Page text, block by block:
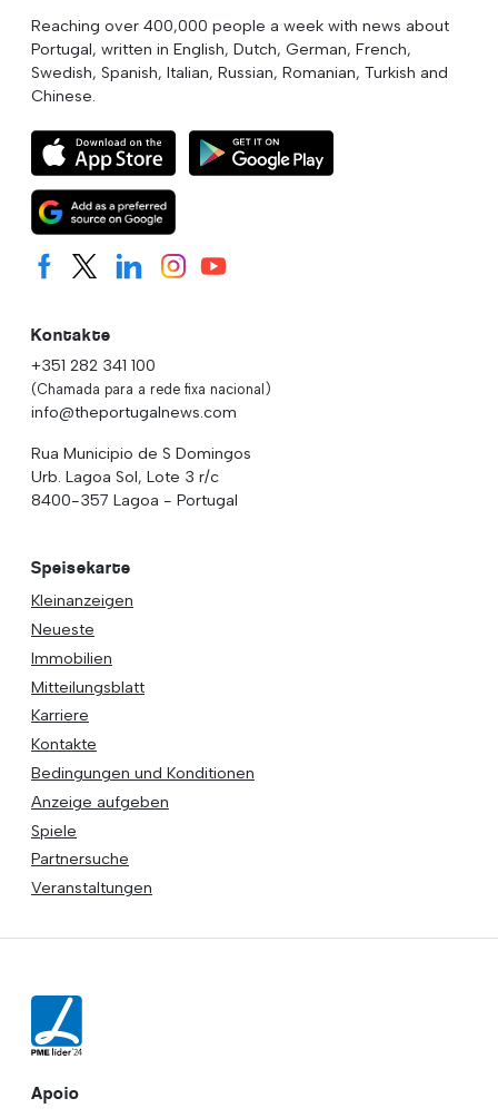
Reaching over 400,000 people a week with news about
Portugal, written in English, Dutch, German, French,
Swedish, Spanish, Italian, Russian, Romanian, Turkish and
Chinese.
Kontakte
+351 282 341 100
(Chamada para a rede fixa nacional)
info@theportugalnews.com
Rua Municipio de S Domingos
Urb. Lagoa Sol, Lote 3 r/c
8400-357 Lagoa - Portugal
Speisekarte
Kleinanzeigen
Neueste
Immobilien
Mitteilungsblatt
Karriere
Kontakte
Bedingungen und Konditionen
Anzeige aufgeben
Spiele
Partnersuche
Veranstaltungen
Apoio